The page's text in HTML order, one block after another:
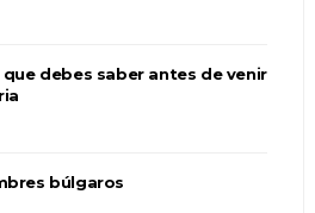
que debes saber antes de venir
búlgaros